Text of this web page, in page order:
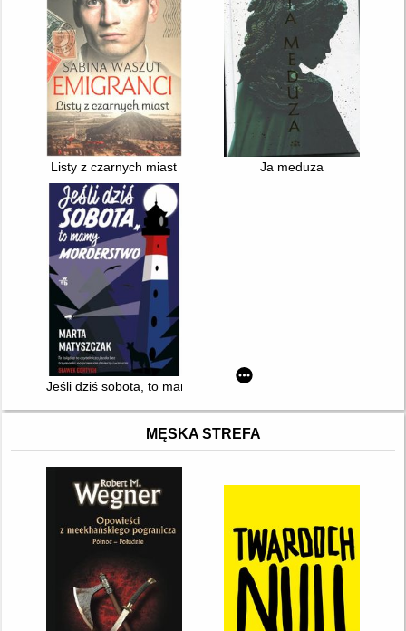
Listy z czarnych miast Ja meduza
Jeśli dziś sobota, to mamy morderstwo
MĘSKA STREFA